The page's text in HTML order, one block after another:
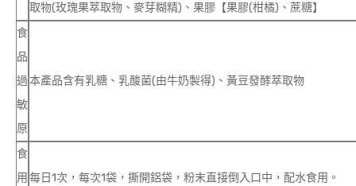
取物(玫瑰果萃取物、麥芽糊精)、果膠【果膠(柑橘)、蔗糖】
食
品
過
敏
原
本產品含有乳糖、乳酸菌(由牛奶製得)、黃豆發酵萃取物
食
用 每日1次，每次1袋，撕開鋁袋，粉末直接倒入口中，配水食用。